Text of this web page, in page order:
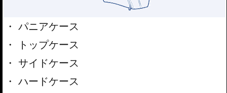
パニアケース
トップケース
サイドケース
ハードケース